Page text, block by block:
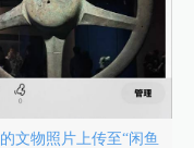
文物照片上传至“闲鱼